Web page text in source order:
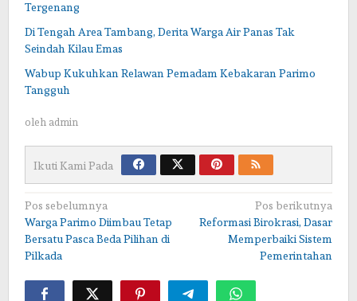
Tergenang
Di Tengah Area Tambang, Derita Warga Air Panas Tak
Seindah Kilau Emas
Wabup Kukuhkan Relawan Pemadam Kebakaran Parimo
Tangguh
oleh admin
Ikuti Kami Pada
Navigasi
pos
Pos sebelumnya
Warga Parimo Diimbau Tetap
Bersatu Pasca Beda Pilihan di
Pilkada
Pos berikutnya
Reformasi Birokrasi, Dasar
Memperbaiki Sistem
Pemerintahan